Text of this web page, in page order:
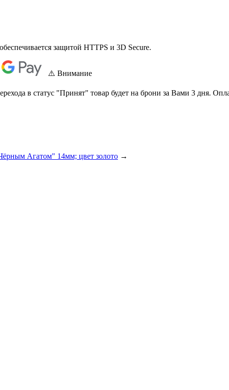
защитой HTTPS и 3D Secure.
⚠️ Внимание
в статус "Принят" товар будет на брони за Вами 3 дня.
Агатом" 14мм; цвет золото →